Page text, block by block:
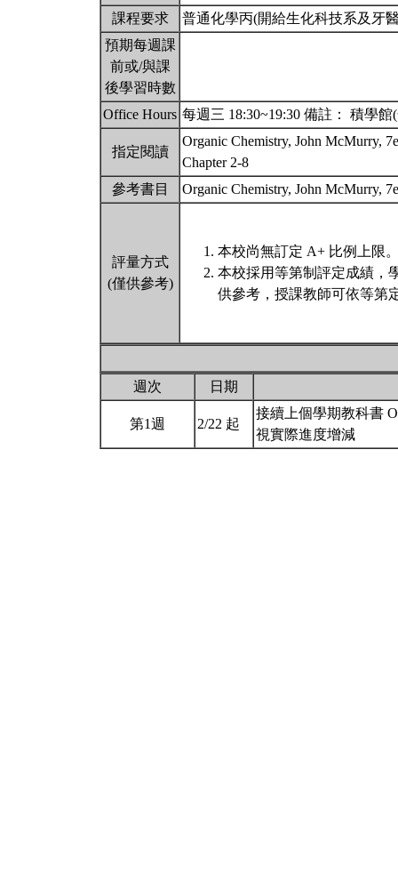
課程要求
普通化學丙(開給生化科技系及牙
預期每週課
前或/與課
後學習時數
Office Hours 每週三 18:30~19:30 備註： 積學
指定閱讀
Organic Chemistry, John McMurry, 7e
Chapter 2-8
參考書目
Organic Chemistry, John McMurry,
評量方式
(僅供參考)
本校尚無訂定 A+ 比例上限
本校採用等第制評定成績，
供參考，授課教師可依等第
週次 日期
第1週 2/22 起
接續上個學期教科書
視實際進度增減